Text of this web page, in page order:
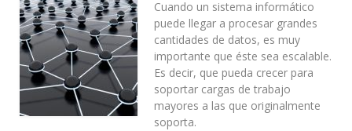
Cuando un sistema informático
puede llegar a procesar grandes
cantidades de datos, es muy
importante que éste sea escalable.
Es decir, que pueda crecer para
soportar cargas de trabajo
mayores a las que originalmente
soporta.